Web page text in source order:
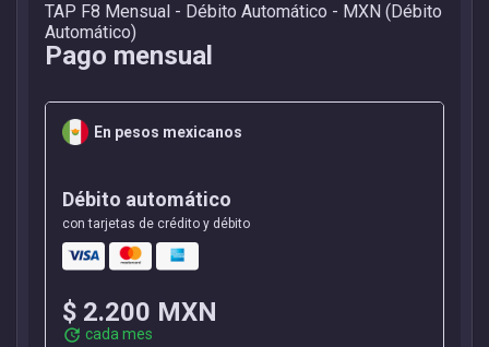
TAP F8 Mensual - Débito Automático - MXN (Débito
Automático)
Pago mensual
En pesos mexicanos
Débito automático
con tarjetas de crédito y débito
Visa Mastercard
amex
$ 2.200 MXN
update cada mes